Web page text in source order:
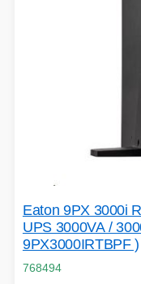
Eaton 9PX 3000i
UPS 3000VA /
9PX3000IRTBPF )
768494